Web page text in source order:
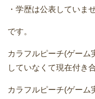
・学歴は公表していま
です。
カラフルピーチ(ゲーム
していなくて現在付き
カラフルピーチ(ゲーム